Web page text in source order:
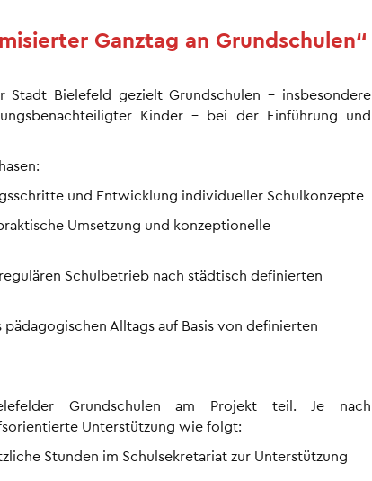
Ganztag an Grundschulen“
Bielefeld gezielt Grundschulen – insbesondere
Kinder – bei der Einführung und
und Entwicklung individueller Schulkonzepte
Umsetzung und konzeptionelle
Schulbetrieb nach städtisch definierten
Alltags auf Basis von definierten
Grundschulen am Projekt teil. Je nach
Unterstützung wie folgt:
Stunden im Schulsekretariat zur Unterstützung